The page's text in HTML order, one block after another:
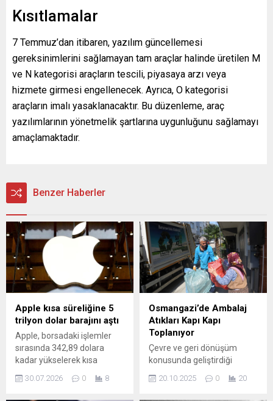
Kısıtlamalar
7 Temmuz’dan itibaren, yazılım güncellemesi
gereksinimlerini sağlamayan tam araçlar halinde üretilen M
ve N kategorisi araçların tescili, piyasaya arzı veya
hizmete girmesi engellenecek. Ayrıca, O kategorisi
araçların imalı yasaklanacaktır. Bu düzenleme, araç
yazılımlarının yönetmelik şartlarına uygunluğunu sağlamayı
amaçlamaktadır.
Benzer Haberler
Apple kısa süreliğine 5
trilyon dolar barajını aştı
Apple, borsadaki işlemler
sırasında 342,89 dolara
kadar yükselerek kısa
süreliğine 5 trilyon dolarlık
piyasa değerini geçti.
30.07.2026 0 8
Osmangazi’de Ambalaj
Atıkları Kapı Kapı
Toplanıyor
Çevre ve geri dönüşüm
konusunda geliştirdiği
projelerle adından sıkça söz
ettiren Osmangazi
20.10.2025 0 20